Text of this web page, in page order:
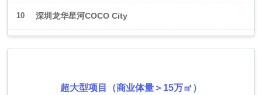
10 深圳龙华星河COCO City
超大型项目（商业体量＞15万㎡）